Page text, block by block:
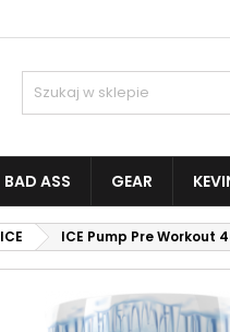
BAD ASS GEAR
ICE ICE Pump Pre Workout